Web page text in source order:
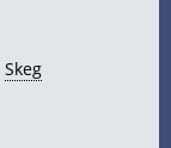
Skeg